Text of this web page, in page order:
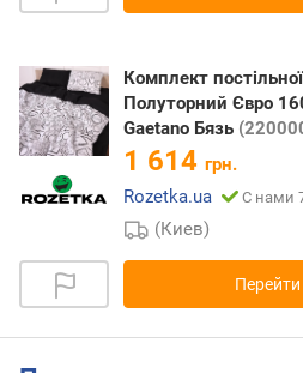
Комплект
Полуторний Євро
Gaetano Бязь
1 614 грн.
Rozetka.ua
С нами
(Киев)